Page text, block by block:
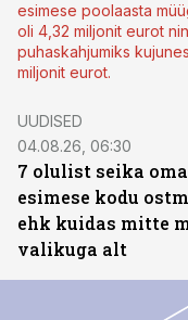
esimese poolaasta
oli 4,32 miljonit eurot
puhaskahjumiks kujunes
miljonit eurot.
UUDISED
04.08.26, 06:30
7 olulist seika oma
esimese kodu
ehk kuidas mitte
valikuga alt